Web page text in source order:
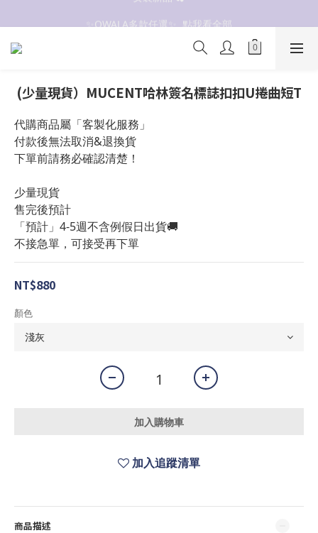
✨OWALA多款任選✨  點我看全部
抗UV 50+防曬外套 $299🧊🧊
(少量現貨）MUCENT哈林簽名標誌扣扣U捲曲短T
代購商品屬「客製化服務」
付款後無法取消&退換貨
下單前請務必確認清楚！
少量現貨
售完後預計
「預計」4-5週不含例假日出貨🚚
不接急單，可接受再下單
NT$880
顏色
加入購物車
加入追蹤清單
商品描述